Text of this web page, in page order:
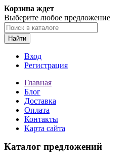
Корзина ждет
Выберите любое предложение
Найти
Вход
Регистрация
Главная
Блог
Доставка
Оплата
Контакты
Карта сайта
Каталог предложений